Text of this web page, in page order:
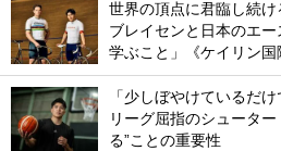
世界の頂点に君臨し続
ブレイセンと日本のエ
学ぶこと」《ケイリン国
「少しぼやけているだ
リーグ屈指のシューター
る”ことの重要性